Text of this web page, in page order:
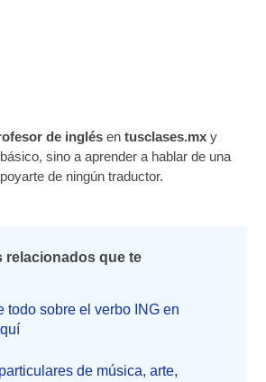
de inglés en tusclases.mx y
sino a aprender a hablar de una
de ningún traductor.
relacionados que te
todo sobre el verbo ING en
de música, arte,